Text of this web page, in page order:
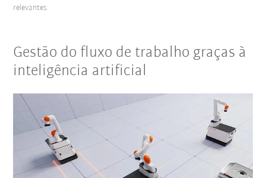
relevantes.
Gestão do fluxo de trabalho graças à
inteligência artificial